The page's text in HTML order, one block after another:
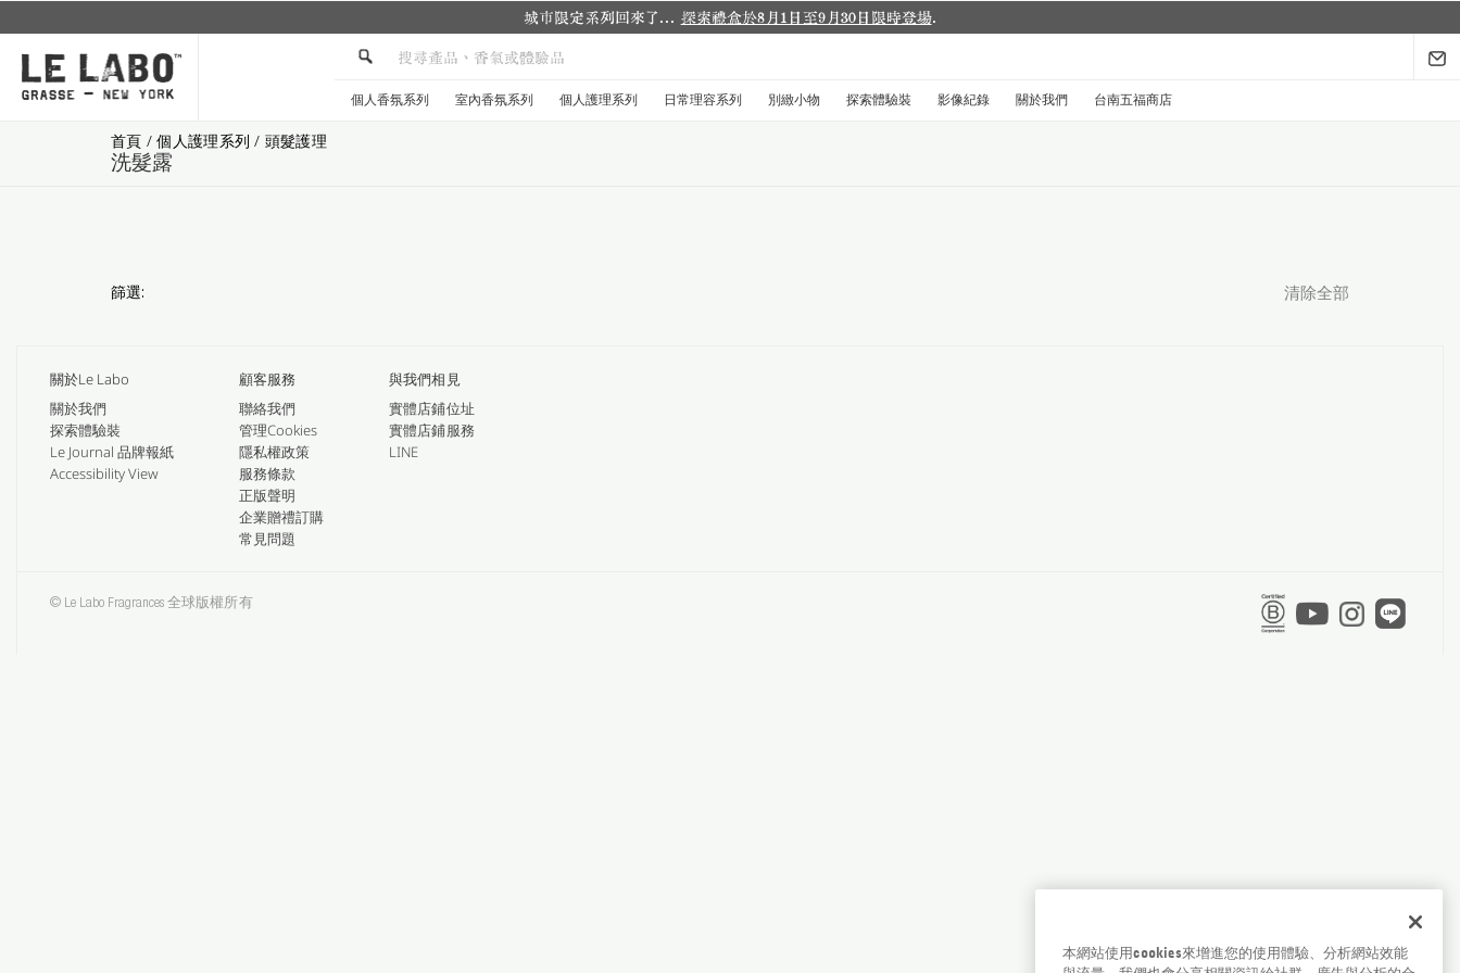
城市限定系列回來了... 探索禮盒於8月1日至9月30日限時登場.
個人香氛系列 室內香氛系列 個人護理系列 日常理容系列 別緻小物 探索體驗裝 影像紀錄 關於我們 台南五福商店
首頁 / 個人護理系列/ 頭髮護理
洗髮露
篩選: 清除全部
關於Le Labo
關於我們
探索體驗裝
Le Journal 品牌報紙
Accessibility View
顧客服務
聯絡我們
管理Cookies
隱私權政策
服務條款
正版聲明
企業贈禮訂購
常見問題
與我們相見
實體店鋪位址
實體店鋪服務
LINE
© Le Labo Fragrances 全球版權所有
本網站使用cookies來增進您的使用體驗、分析網站效能